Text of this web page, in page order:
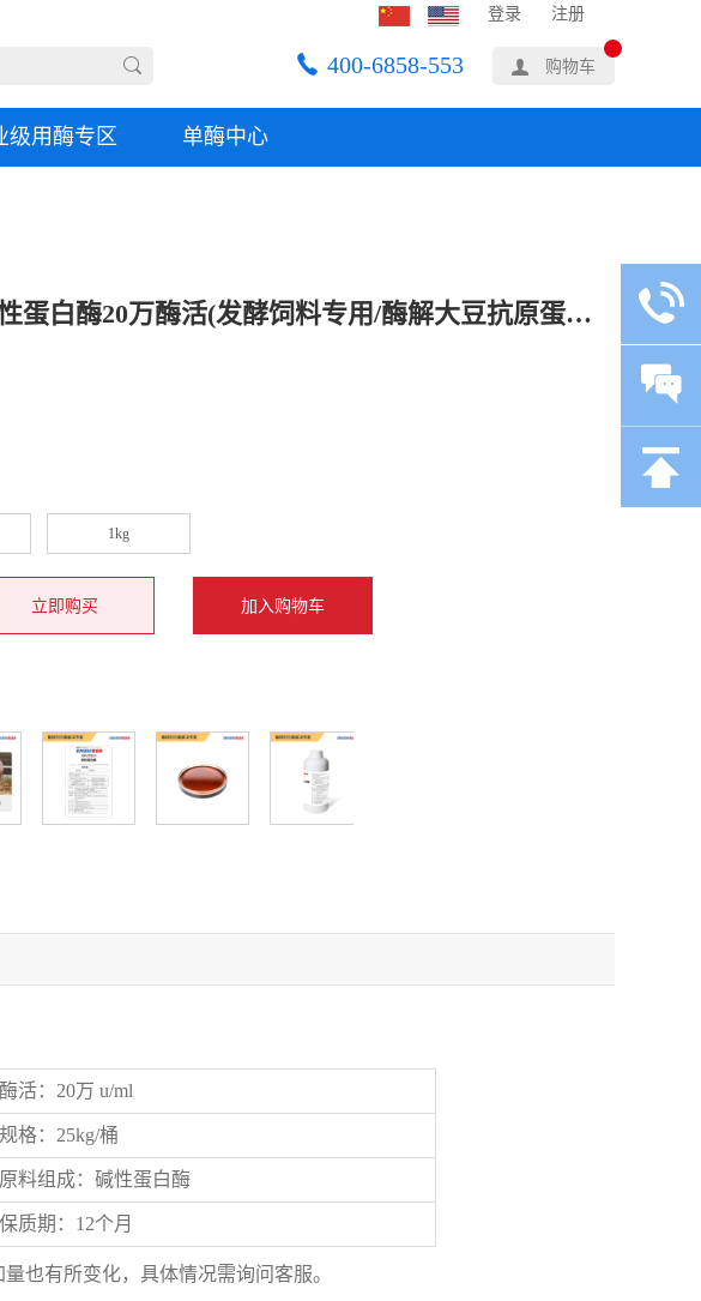
购物车
400-6858-553
登录 注册
级用酶专区 单酶中心
夏盛液体饲料碱性蛋白酶20万酶活(发酵饲料专用/酶解大豆抗原蛋白)SDY-2440 1kg
1kg
酶活：20万 u/ml
规格：25kg/桶
原料组成：碱性蛋白酶
保质期：12个月
也有所变化，具体情况需询问客服。